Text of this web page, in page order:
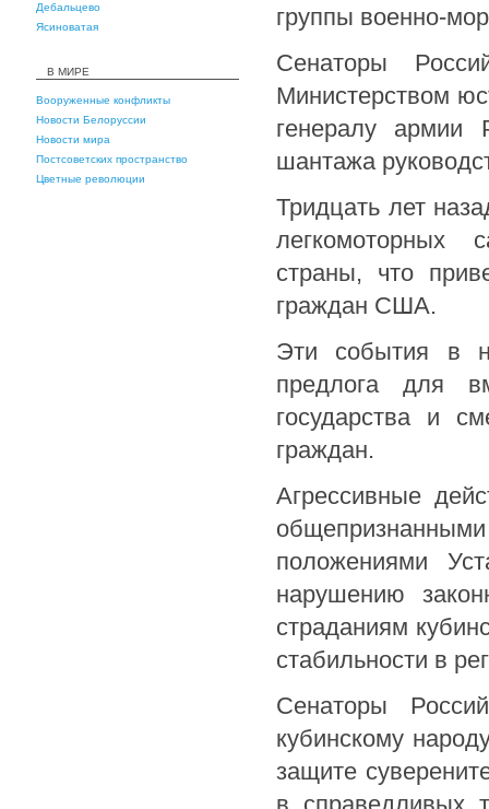
Дебальцево
Ясиноватая
В МИРЕ
Вооруженные конфликты
Новости Белоруссии
Новости мира
Постсоветских пространство
Цветные революции
группы военно-
Сенаторы
Министерством
генералу армии
шантажа
Тридцать лет
легкомоторных
страны, что
граждан США.
Эти события в
предлога для
государства и
граждан.
Агрессивные
положениями
нарушению
страданиям
стабильности в
Сенаторы
кубинскому
защите